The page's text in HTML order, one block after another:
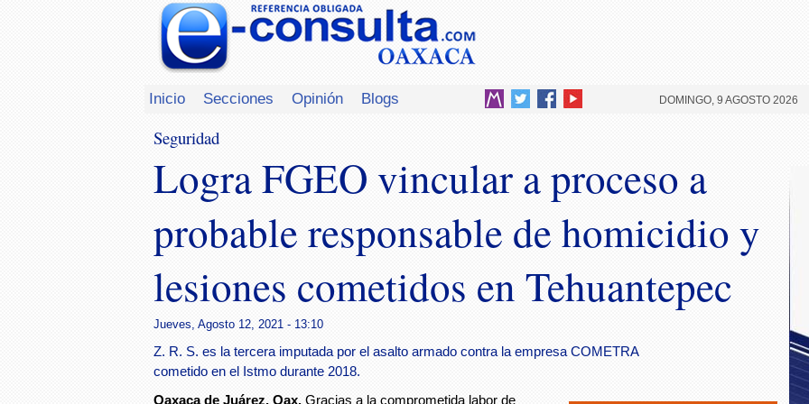
Inicio Secciones Opinión Blogs DOMINGO, 9 AGOSTO 2026
Seguridad
Logra FGEO vincular a proceso a
probable responsable de homicidio y
lesiones cometidos en Tehuantepec
Jueves, Agosto 12, 2021 - 13:10
Z. R. S. es la tercera imputada por el asalto armado contra la empresa COMETRA
cometido en el Istmo durante 2018.
Oaxaca de Juárez, Oax. Gracias a la comprometida labor de